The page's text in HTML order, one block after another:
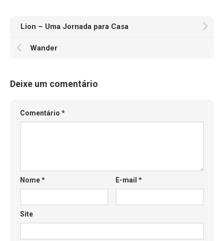
Lion – Uma Jornada para Casa
Wander
Deixe um comentário
Comentário *
Nome* E-mail*
Site